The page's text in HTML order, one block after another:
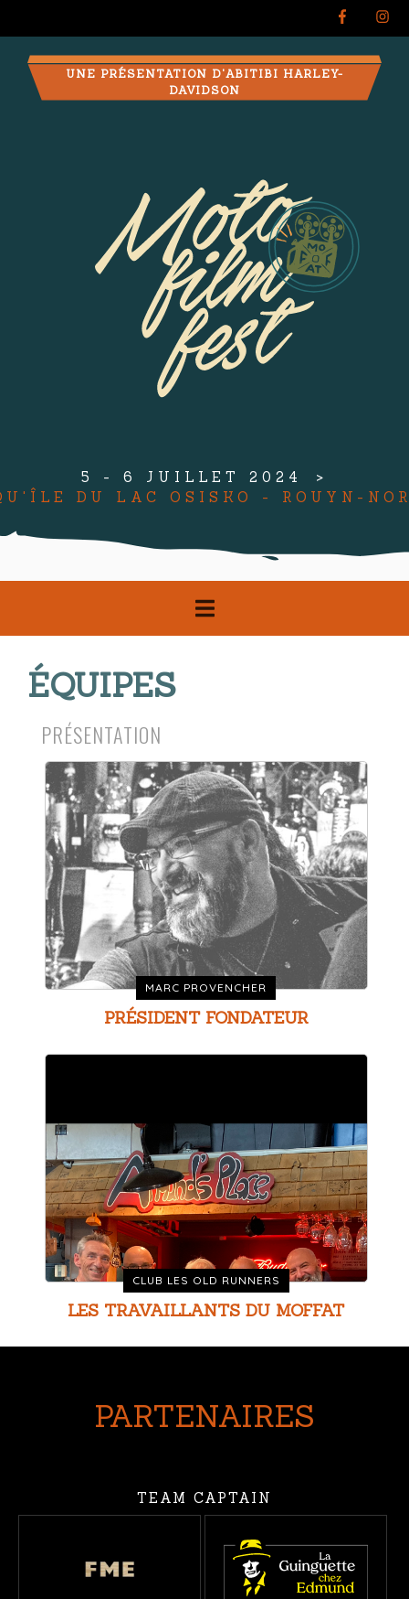
UNE PRÉSENTATION D'ABITIBI HARLEY-
DAVIDSON
5 - 6 JUILLET 2024
DU LAC OSISKO - ROUYN-
ÉQUIPES
PRÉSENTATION
MARC PROVENCHER
PRÉSIDENT FONDATEUR
CLUB LES OLD RUNNERS
LES TRAVAILLANTS DU MOFFAT
PARTENAIRES
TEAM CAPTAIN